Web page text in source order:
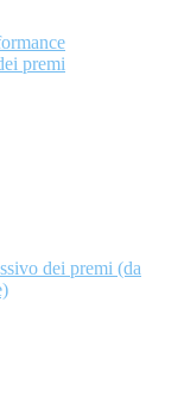
premi
dei premi (da